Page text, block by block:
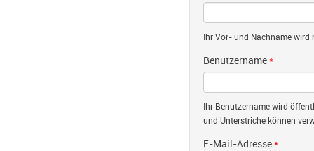
Ihr Vor- und Nachname
Benutzername *
Ihr Benutzername wird
und Unterstriche können
E-Mail-Adresse *